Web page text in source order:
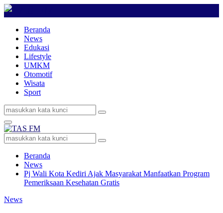
Beranda
News
Edukasi
Lifestyle
UMKM
Otomotif
Wisata
Sport
Search
for:
Search
Primary
Menu
Search
for:
Search
Beranda
News
Pj Wali Kota Kediri Ajak Masyarakat Manfaatkan Program
Pemeriksaan Kesehatan Gratis
News